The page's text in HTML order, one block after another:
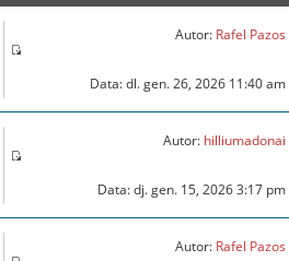
Autor: Rafel Pazos
Data: dl. gen. 26, 2026 11:40 am
Autor: hilliumadonai
Data: dj. gen. 15, 2026 3:17 pm
Autor: Rafel Pazos